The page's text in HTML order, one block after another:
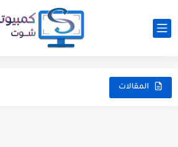
المقالات